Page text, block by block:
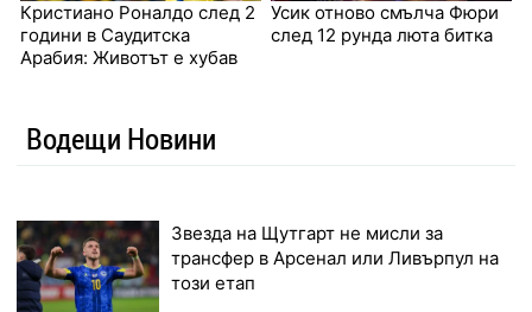
Кристиано Роналдо след 2
години в Саудитска
Арабия: Животът е хубав
Усик отново смълча Фюри
след 12 рунда люта битка
Водещи Новини
Звезда на Щутгарт не мисли за
трансфер в Арсенал или Ливърпул на
този етап